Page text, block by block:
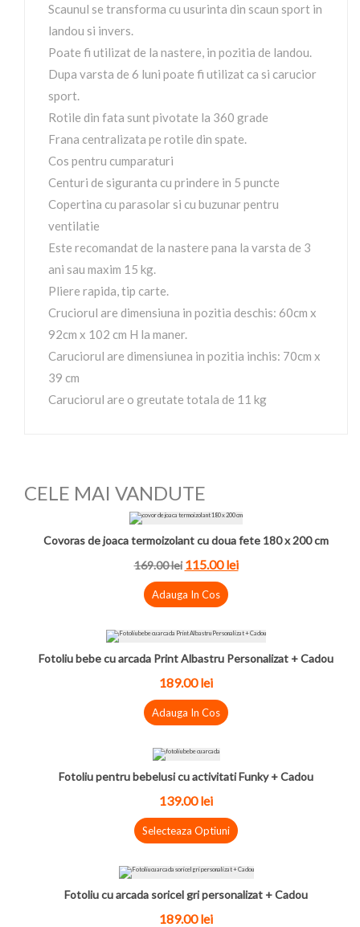
Scaunul se transforma cu usurinta din scaun sport in
landou si invers.
Poate fi utilizat de la nastere, in pozitia de landou.
Dupa varsta de 6 luni poate fi utilizat ca si carucior
sport.
Rotile din fata sunt pivotate la 360 grade
Frana centralizata pe rotile din spate.
Cos pentru cumparaturi
Centuri de siguranta cu prindere in 5 puncte
Copertina cu parasolar si cu buzunar pentru
ventilatie
Este recomandat de la nastere pana la varsta de 3
ani sau maxim 15 kg.
Pliere rapida, tip carte.
Cruciorul are dimensiuna in pozitia deschis: 60cm x
92cm x 102 cm H la maner.
Caruciorul are dimensiunea in pozitia inchis: 70cm x
39 cm
Caruciorul are o greutate totala de 11 kg
CELE MAI VANDUTE
Covoras de joaca termoizolant cu doua fete 180 x 200 cm
169.00 lei 115.00 lei
Adauga In Cos
Fotoliu bebe cu arcada Print Albastru Personalizat + Cadou
189.00 lei
Adauga In Cos
Fotoliu pentru bebelusi cu activitati Funky + Cadou
139.00 lei
Selecteaza Optiuni
Fotoliu cu arcada soricel gri personalizat + Cadou
189.00 lei